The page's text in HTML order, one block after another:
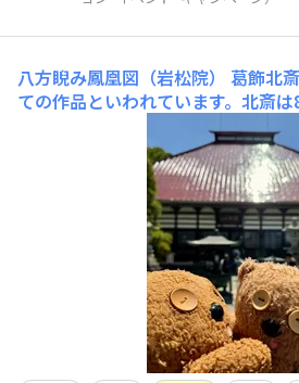
八方睨み鳳凰図（岩松院）
葛飾北
ての作品といわれています。北斎
めて小布施にきて、計4回訪れまし
在約1年をかけて岩松院本堂の天井
た。翌年江戸に戻り、90歳で亡く
畳21枚分。中国より輸入した鉱石